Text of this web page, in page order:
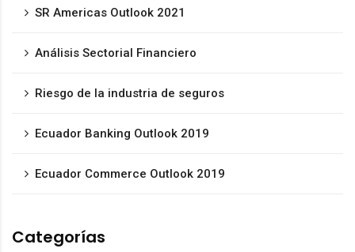
SR Americas Outlook 2021
Análisis Sectorial Financiero
Riesgo de la industria de seguros
Ecuador Banking Outlook 2019
Ecuador Commerce Outlook 2019
Categorías